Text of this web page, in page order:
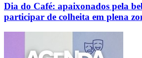
Dia do Café: apaixonados pela
participar de colheita em plena